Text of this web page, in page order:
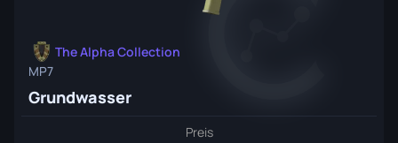
The Alpha Collection
MP7
Grundwasser
Preis